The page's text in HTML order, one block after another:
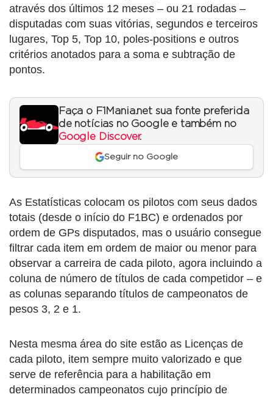
através dos últimos 12 meses – ou 21 rodadas –
disputadas com suas vitórias, segundos e terceiros
lugares, Top 5, Top 10, poles-positions e outros
critérios anotados para a soma e subtração de
pontos.
Faça o F1Mania.net sua fonte preferida
de notícias no Google e também no
Google Discover.
Seguir no Google
As Estatísticas colocam os pilotos com seus dados
totais (desde o início do F1BC) e ordenados por
ordem de GPs disputados, mas o usuário consegue
filtrar cada item em ordem de maior ou menor para
observar a carreira de cada piloto, agora incluindo a
coluna de número de títulos de cada competidor – e
as colunas separando títulos de campeonatos de
pesos 3, 2 e 1.
Nesta mesma área do site estão as Licenças de
cada piloto, item sempre muito valorizado e que
serve de referência para a habilitação em
determinados campeonatos cujo princípio de